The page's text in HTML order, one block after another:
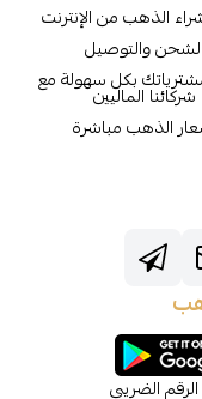
الذهب من الإنترنت
الشحن والتوصيل
بكل سهولة مع
شركائنا الماليين
الذهب مباشرة
الرقم الضريبي